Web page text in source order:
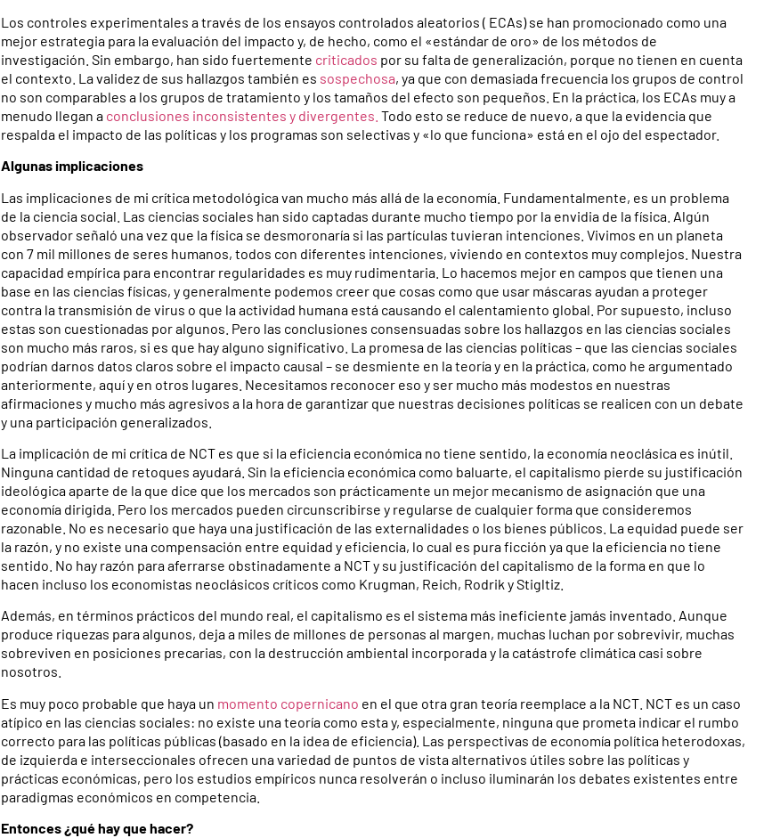
Los controles experimentales a través de los ensayos controlados aleatorios ( ECAs) se han promocionado como una
mejor estrategia para la evaluación del impacto y, de hecho, como el «estándar de oro» de los métodos de
investigación. Sin embargo, han sido fuertemente criticados por su falta de generalización, porque no tienen en cuenta
el contexto. La validez de sus hallazgos también es sospechosa, ya que con demasiada frecuencia los grupos de control
no son comparables a los grupos de tratamiento y los tamaños del efecto son pequeños. En la práctica, los ECAs muy a
menudo llegan a conclusiones inconsistentes y divergentes. Todo esto se reduce de nuevo, a que la evidencia que
respalda el impacto de las políticas y los programas son selectivas y «lo que funciona» está en el ojo del espectador.
Algunas implicaciones
Las implicaciones de mi crítica metodológica van mucho más allá de la economía. Fundamentalmente, es un problema
de la ciencia social. Las ciencias sociales han sido captadas durante mucho tiempo por la envidia de la física. Algún
observador señaló una vez que la física se desmoronaría si las partículas tuvieran intenciones. Vivimos en un planeta
con 7 mil millones de seres humanos, todos con diferentes intenciones, viviendo en contextos muy complejos. Nuestra
capacidad empírica para encontrar regularidades es muy rudimentaria. Lo hacemos mejor en campos que tienen una
base en las ciencias físicas, y generalmente podemos creer que cosas como que usar máscaras ayudan a proteger
contra la transmisión de virus o que la actividad humana está causando el calentamiento global. Por supuesto, incluso
estas son cuestionadas por algunos. Pero las conclusiones consensuadas sobre los hallazgos en las ciencias sociales
son mucho más raros, si es que hay alguno significativo. La promesa de las ciencias políticas – que las ciencias sociales
podrían darnos datos claros sobre el impacto causal – se desmiente en la teoría y en la práctica, como he argumentado
anteriormente, aquí y en otros lugares. Necesitamos reconocer eso y ser mucho más modestos en nuestras
afirmaciones y mucho más agresivos a la hora de garantizar que nuestras decisiones políticas se realicen con un debate
y una participación generalizados.
La implicación de mi crítica de NCT es que si la eficiencia económica no tiene sentido, la economía neoclásica es inútil.
Ninguna cantidad de retoques ayudará. Sin la eficiencia económica como baluarte, el capitalismo pierde su justificación
ideológica aparte de la que dice que los mercados son prácticamente un mejor mecanismo de asignación que una
economía dirigida. Pero los mercados pueden circunscribirse y regularse de cualquier forma que consideremos
razonable. No es necesario que haya una justificación de las externalidades o los bienes públicos. La equidad puede ser
la razón, y no existe una compensación entre equidad y eficiencia, lo cual es pura ficción ya que la eficiencia no tiene
sentido. No hay razón para aferrarse obstinadamente a NCT y su justificación del capitalismo de la forma en que lo
hacen incluso los economistas neoclásicos críticos como Krugman, Reich, Rodrik y Stigltiz.
Además, en términos prácticos del mundo real, el capitalismo es el sistema más ineficiente jamás inventado. Aunque
produce riquezas para algunos, deja a miles de millones de personas al margen, muchas luchan por sobrevivir, muchas
sobreviven en posiciones precarias, con la destrucción ambiental incorporada y la catástrofe climática casi sobre
nosotros.
Es muy poco probable que haya un momento copernicano en el que otra gran teoría reemplace a la NCT. NCT es un caso
atípico en las ciencias sociales: no existe una teoría como esta y, especialmente, ninguna que prometa indicar el rumbo
correcto para las políticas públicas (basado en la idea de eficiencia). Las perspectivas de economía política heterodoxas,
de izquierda e interseccionales ofrecen una variedad de puntos de vista alternativos útiles sobre las políticas y
prácticas económicas, pero los estudios empíricos nunca resolverán o incluso iluminarán los debates existentes entre
paradigmas económicos en competencia.
Entonces ¿qué hay que hacer?